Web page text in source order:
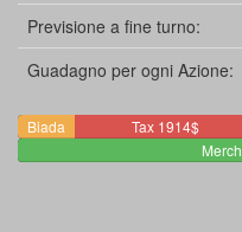
Previsione a fine turno:
Guadagno per ogni Azione:
Biada
Tax 1914$